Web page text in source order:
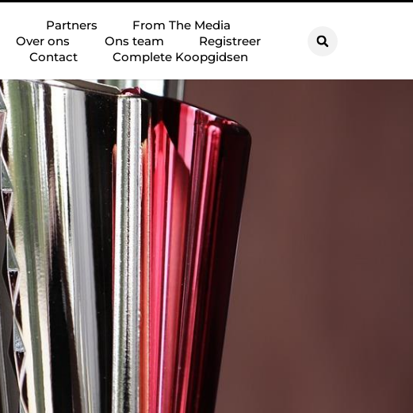
Partners
From The Media
Over ons
Ons team
Registreer
Contact
Complete Koopgidsen